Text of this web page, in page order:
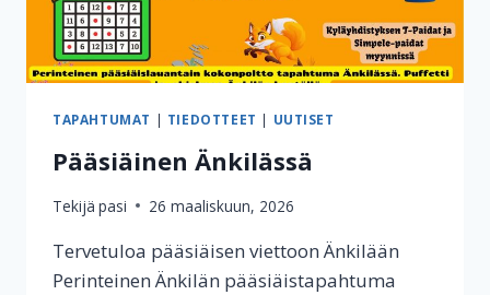
TAPAHTUMAT | TIEDOTTEET | UUTISET
Pääsiäinen Änkilässä
Tekijä pasi 26 maaliskuun, 2026
Tervetuloa pääsiäisen viettoon Änkilään
Perinteinen Änkilän pääsiäistapahtuma